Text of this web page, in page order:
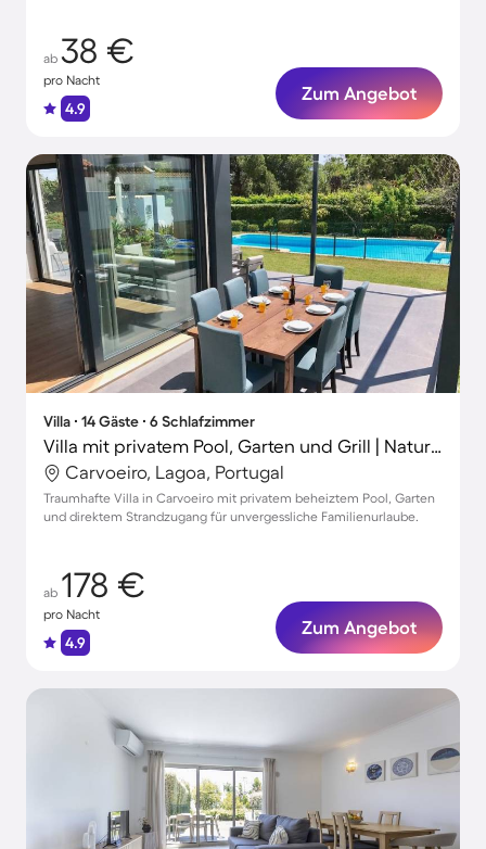
ab 38 €
pro Nacht
4.9
Zum Angebot
Villa ∙ 14 Gäste ∙ 6 Schlafzimmer
Villa mit privatem Pool, Garten und Grill | Naturblick
Carvoeiro, Lagoa, Portugal
Traumhafte Villa in Carvoeiro mit privatem beheiztem Pool, Garten
und direktem Strandzugang für unvergessliche Familienurlaube.
ab 178 €
pro Nacht
4.9
Zum Angebot